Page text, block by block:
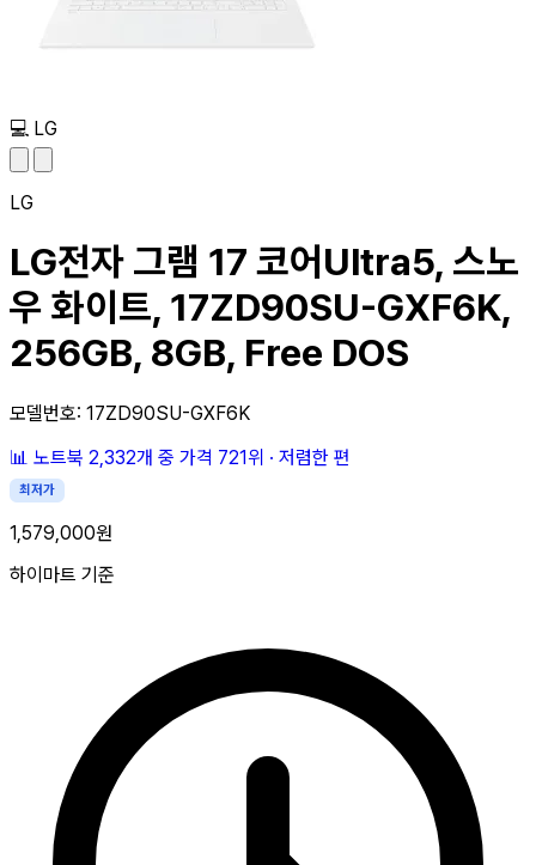
💻 LG
LG
LG전자 그램 17 코어Ultra5, 스노
우 화이트, 17ZD90SU-GXF6K,
256GB, 8GB, Free DOS
모델번호: 17ZD90SU-GXF6K
📊 노트북 2,332개 중 가격 721위 · 저렴한 편
최저가
1,579,000원
하이마트 기준